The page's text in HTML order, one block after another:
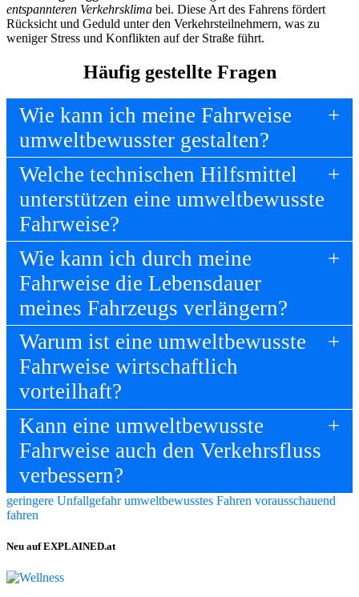
entspannteren Verkehrsklima bei. Diese Art des Fahrens fördert
Rücksicht und Geduld unter den Verkehrsteilnehmern, was zu
weniger Stress und Konflikten auf der Straße führt.
Häufig gestellte Fragen
Wie kann ich meine Fahrweise
umweltbewusster gestalten?
Welche technischen Hilfsmittel
unterstützen eine umweltbewusste
Fahrweise?
Wie kann ich durch meine
Fahrweise die Lebensdauer
meines Fahrzeugs verlängern?
Warum ist eine umweltbewusste
Fahrweise wirtschaftlich
vorteilhaft?
Kann eine umweltbewusste
Fahrweise auch den Verkehrsfluss
verbessern?
geringere Unfallgefahr umweltbewusstes Fahren vorausschauend
fahren
Neu auf EXPLAINED.at